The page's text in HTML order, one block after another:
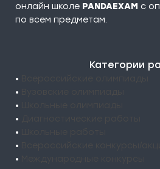
онлайн школе PANDAEXAM c
по всем предметам.
Категории
•
•
•
•
•
•
•